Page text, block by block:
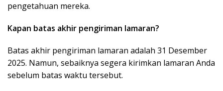
pengetahuan mereka.
Kapan batas akhir pengiriman lamaran?
Batas akhir pengiriman lamaran adalah 31 Desember
2025. Namun, sebaiknya segera kirimkan lamaran Anda
sebelum batas waktu tersebut.